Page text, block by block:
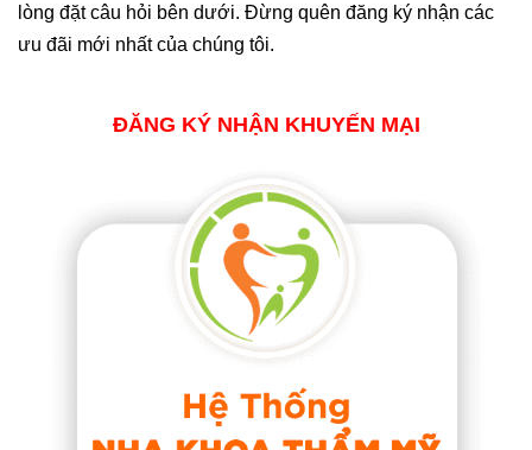
lòng đặt câu hỏi bên dưới. Đừng quên đăng ký nhận các
ưu đãi mới nhất của chúng tôi.
ĐĂNG KÝ NHẬN KHUYẾN MẠI